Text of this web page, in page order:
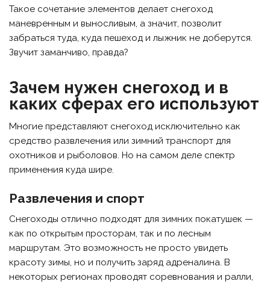
Такое сочетание элементов делает снегоход
маневренным и выносливым, а значит, позволит
забраться туда, куда пешеход и лыжник не доберутся.
Звучит заманчиво, правда?
Зачем нужен снегоход и в
каких сферах его используют
Многие представляют снегоход исключительно как
средство развлечения или зимний транспорт для
охотников и рыболовов. Но на самом деле спектр
применения куда шире.
Развлечения и спорт
Снегоходы отлично подходят для зимних покатушек —
как по открытым просторам, так и по лесным
маршрутам. Это возможность не просто увидеть
красоту зимы, но и получить заряд адреналина. В
некоторых регионах проводят соревнования и ралли,